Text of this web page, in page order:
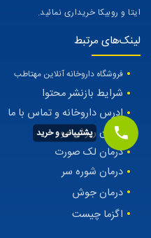
ایتا و روبیکا خریداری نمائید.
لینک‌های مرتبط
فروشگاه داروخانه آنلاین مهتاطب
شرایط بازنشر محتوا
ادرس داروخانه و تماس با ما
درمان ریزش مو
درمان لک صورت
درمان شوره سر
درمان جوش
اگزما چیست
پشتیبانی و خرید